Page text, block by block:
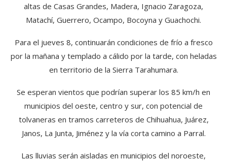
altas de Casas Grandes, Madera, Ignacio Zaragoza,
Matachí, Guerrero, Ocampo, Bocoyna y Guachochi.
Para el jueves 8, continuarán condiciones de frío a fresco
por la mañana y templado a cálido por la tarde, con heladas
en territorio de la Sierra Tarahumara.
Se esperan vientos que podrían superar los 85 km/h en
municipios del oeste, centro y sur, con potencial de
tolvaneras en tramos carreteros de Chihuahua, Juárez,
Janos, La Junta, Jiménez y la vía corta camino a Parral.
Las lluvias serán aisladas en municipios del noroeste,